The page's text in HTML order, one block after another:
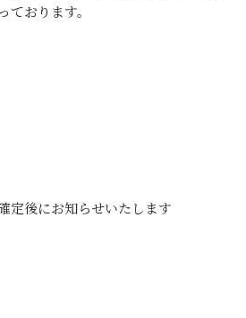
ております。
定後にお知らせいたします